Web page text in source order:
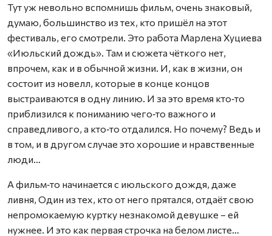
Тут уж невольно вспомнишь фильм, очень знаковый,
думаю, большинство из тех, кто пришёл на этот
фестиваль, его смотрели. Это работа Марлена Хуциева
«Июльский дождь». Там и сюжета чёткого нет,
впрочем, как и в обычной жизни. И, как в жизни, он
состоит из новелл, которые в конце концов
выстраиваются в одну линию. И за это время кто‑то
приблизился к пониманию чего‑то важного и
справедливого, а кто‑то отдалился. Но почему? Ведь и
в том, и в другом случае это хорошие и нравственные
люди…
А фильм‑то начинается с июльского дождя, даже
ливня, Один из тех, кто от него прятался, отдаёт свою
непромокаемую куртку незнакомой девушке – ей
нужнее. И это как первая строчка на белом листе…